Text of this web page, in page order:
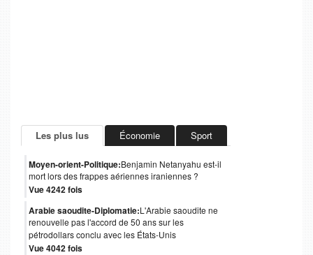
Les plus lus Économie Sport
Moyen-orient-Politique:Benjamin Netanyahu est-il
mort lors des frappes aériennes iraniennes ?
Vue 4242 fois
Arabie saoudite-Diplomatie:L'Arabie saoudite ne
renouvelle pas l'accord de 50 ans sur les
pétrodollars conclu avec les États-Unis
Vue 4042 fois